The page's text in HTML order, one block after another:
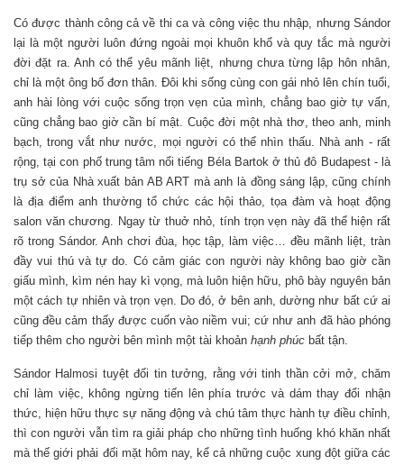
Có được thành công cả về thi ca và công việc thu nhập, nhưng Sándor
lại là một người luôn đứng ngoài mọi khuôn khổ và quy tắc mà người
đời đặt ra. Anh có thể yêu mãnh liệt, nhưng chưa từng lập hôn nhân,
chỉ là một ông bố đơn thân. Đôi khi sống cùng con gái nhỏ lên chín tuổi,
anh hài lòng với cuộc sống trọn vẹn của mình, chẳng bao giờ tự vấn,
cũng chẳng bao giờ cần bí mật. Cuộc đời một nhà thơ, theo anh, minh
bạch, trong vắt như nước, mọi người có thể nhìn thấu. Nhà anh - rất
rộng, tại con phố trung tâm nổi tiếng Béla Bartok ở thủ đô Budapest - là
trụ sở của Nhà xuất bản AB ART mà anh là đồng sáng lập, cũng chính
là địa điểm anh thường tổ chức các hội thảo, tọa đàm và hoạt động
salon văn chương. Ngay từ thuở nhỏ, tính trọn vẹn này đã thể hiện rất
rõ trong Sándor. Anh chơi đùa, học tập, làm việc… đều mãnh liệt, tràn
đầy vui thú và tự do. Có cảm giác con người này không bao giờ cần
giấu mình, kìm nén hay kì vọng, mà luôn hiện hữu, phô bày nguyên bản
một cách tự nhiên và trọn vẹn. Do đó, ở bên anh, dường như bất cứ ai
cũng đều cảm thấy được cuốn vào niềm vui; cứ như anh đã hào phóng
tiếp thêm cho người bên mình một tài khoản hạnh phúc bất tận.
Sándor Halmosi tuyệt đối tin tưởng, rằng với tinh thần cởi mở, chăm
chỉ làm việc, không ngừng tiến lên phía trước và dám thay đổi nhận
thức, hiện hữu thực sự năng động và chú tâm thực hành tự điều chỉnh,
thì con người vẫn tìm ra giải pháp cho những tình huống khó khăn nhất
mà thế giới phải đối mặt hôm nay, kể cả những cuộc xung đột giữa các